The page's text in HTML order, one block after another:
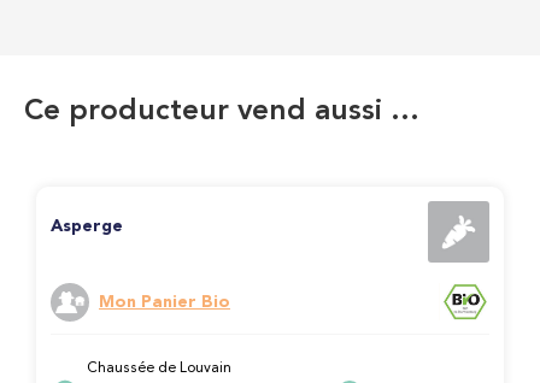
Ce producteur vend aussi …
Asperge
Mon Panier Bio
Chaussée de Louvain